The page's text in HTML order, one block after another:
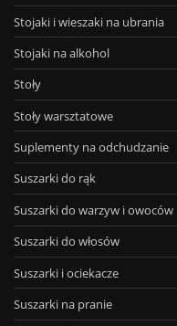
Stojaki i wieszaki na ubrania
Stojaki na alkohol
Stoły
Stoły warsztatowe
Suplementy na odchudzanie
Suszarki do rąk
Suszarki do warzyw i owoców
Suszarki do włosów
Suszarki i ociekacze
Suszarki na pranie